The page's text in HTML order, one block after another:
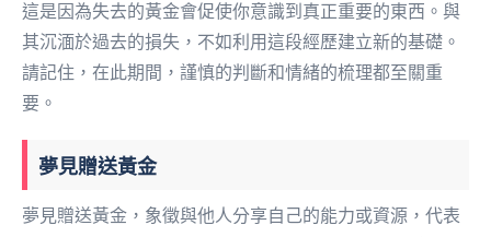
這是因為失去的黃金會促使你意識到真正重要的東西。與
其沉湎於過去的損失，不如利用這段經歷建立新的基礎。
請記住，在此期間，謹慎的判斷和情緒的梳理都至關重
要。
夢見贈送黃金
夢見贈送黃金，象徵與他人分享自己的能力或資源，代表